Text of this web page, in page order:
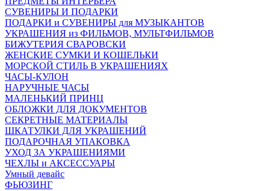
СУВЕНИРЫ И ПОДАРКИ
ПОДАРКИ и СУВЕНИРЫ для МУЗЫКАНТОВ
УКРАШЕНИЯ из ФИЛЬМОВ, МУЛЬТФИЛЬМОВ
БИЖУТЕРИЯ СВАРОВСКИ
ЖЕНСКИЕ СУМКИ И КОШЕЛЬКИ
МОРСКОЙ СТИЛЬ В УКРАШЕНИЯХ
ЧАСЫ-КУЛОН
НАРУЧНЫЕ ЧАСЫ
МАЛЕНЬКИЙ ПРИНЦ
ОБЛОЖКИ ДЛЯ ДОКУМЕНТОВ
СЕКРЕТНЫЕ МАТЕРИАЛЫ
ШКАТУЛКИ ДЛЯ УКРАШЕНИЙ
ПОДАРОЧНАЯ УПАКОВКА
УХОД ЗА УКРАШЕНИЯМИ
ЧEХЛЫ и АКСЕССУАРЫ
Умный девайс
ФЬЮЗИНГ